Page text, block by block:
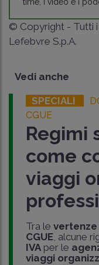
© Copyright - Tutti i
Lefebvre S.p.A.
Vedi anche
SPECIALI
CGUE
Regimi
come
viaggi
Tra le vertenze
CGUE, alcune
IVAper le
viaggi